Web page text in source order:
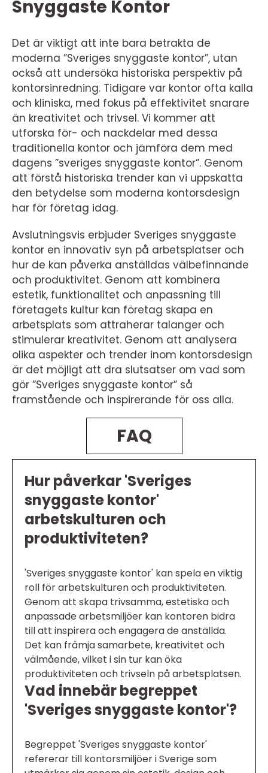
Snyggaste Kontor
Det är viktigt att inte bara betrakta de
moderna ”Sveriges snyggaste kontor”, utan
också att undersöka historiska perspektiv på
kontorsinredning. Tidigare var kontor ofta kalla
och kliniska, med fokus på effektivitet snarare
än kreativitet och trivsel. Vi kommer att
utforska för- och nackdelar med dessa
traditionella kontor och jämföra dem med
dagens ”sveriges snyggaste kontor”. Genom
att förstå historiska trender kan vi uppskatta
den betydelse som moderna kontorsdesign
har för företag idag.
Avslutningsvis erbjuder Sveriges snyggaste
kontor en innovativ syn på arbetsplatser och
hur de kan påverka anställdas välbefinnande
och produktivitet. Genom att kombinera
estetik, funktionalitet och anpassning till
företagets kultur kan företag skapa en
arbetsplats som attraherar talanger och
stimulerar kreativitet. Genom att analysera
olika aspekter och trender inom kontorsdesign
är det möjligt att dra slutsatser om vad som
gör ”Sveriges snyggaste kontor” så
framstående och inspirerande för oss alla.
FAQ
Hur påverkar 'Sveriges
snyggaste kontor'
arbetskulturen och
produktiviteten?
'Sveriges snyggaste kontor' kan spela en viktig
roll för arbetskulturen och produktiviteten.
Genom att skapa trivsamma, estetiska och
anpassade arbetsmiljöer kan kontoren bidra
till att inspirera och engagera de anställda.
Det kan främja samarbete, kreativitet och
välmående, vilket i sin tur kan öka
produktiviteten och trivseln på arbetsplatsen.
Vad innebär begreppet
'Sveriges snyggaste kontor'?
Begreppet 'Sveriges snyggaste kontor'
refererar till kontorsmiljöer i Sverige som